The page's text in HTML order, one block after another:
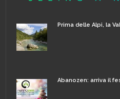
Prima delle Alpi, la
Abanozen: arriva il